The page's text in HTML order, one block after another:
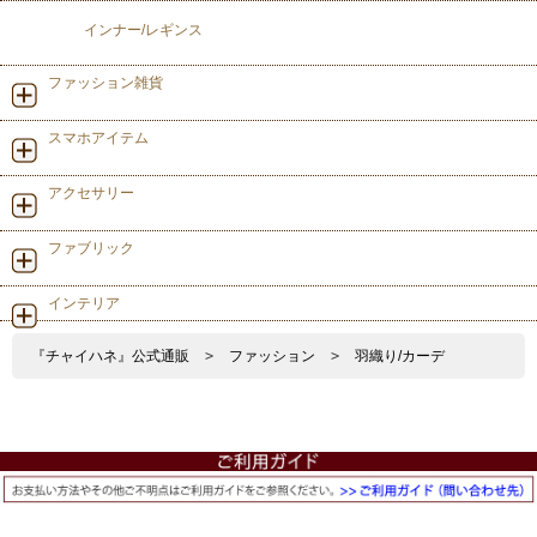
インナー/レギンス
ファッション雑貨
スマホアイテム
アクセサリー
ファブリック
インテリア
『チャイハネ』公式通販 > ファッション > 羽織り/カーデ